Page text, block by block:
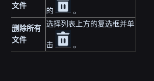
文件
的
。
删除所有
文件
选择列表上方的复选框并单
击 。